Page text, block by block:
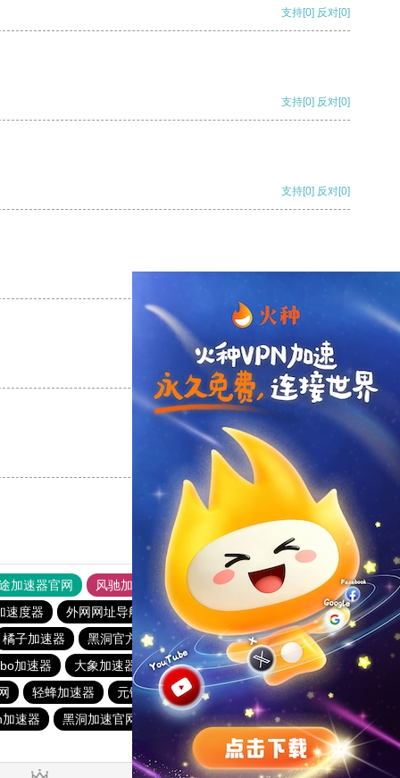
支持[0] 反对[0]
支持[0] 反对[0]
支持[0] 反对[0]
支持 [0] 反对 [0]
支持
加速器官网 风驰加速器
旋风加速器
速度器 外网网址导航 软件中心 雷霆加速
狂飙加速器
橘子加速器 黑洞官方加速器
2023免费加速神器
加速器 大象加速器 雷霆加速免费永久
橘子加速器
轻蜂加速器 元链加速器 CC加速器
大象加速器
速器 黑洞加速官网 白鲸加速器
十大免费网络加速神器